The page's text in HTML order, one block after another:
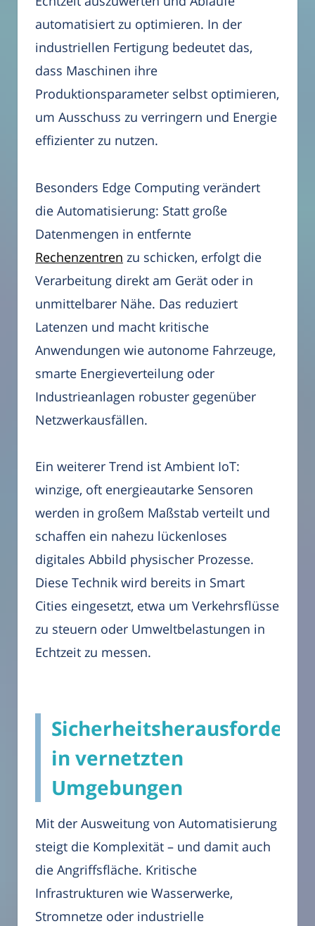
automatisiert zu optimieren. In der
industriellen Fertigung bedeutet das,
dass Maschinen ihre
Produktionsparameter selbst optimieren,
um Ausschuss zu verringern und Energie
effizienter zu nutzen.
Besonders Edge Computing verändert
die Automatisierung: Statt große
Datenmengen in entfernte
Rechenzentren zu schicken, erfolgt die
Verarbeitung direkt am Gerät oder in
unmittelbarer Nähe. Das reduziert
Latenzen und macht kritische
Anwendungen wie autonome Fahrzeuge,
smarte Energieverteilung oder
Industrieanlagen robuster gegenüber
Netzwerkausfällen.
Ein weiterer Trend ist Ambient IoT:
winzige, oft energieautarke Sensoren
werden in großem Maßstab verteilt und
schaffen ein nahezu lückenloses
digitales Abbild physischer Prozesse.
Diese Technik wird bereits in Smart
Cities eingesetzt, etwa um Verkehrsflüsse
zu steuern oder Umweltbelastungen in
Echtzeit zu messen.
in vernetzten
Umgebungen
Mit der Ausweitung von Automatisierung
steigt die Komplexität – und damit auch
die Angriffsfläche. Kritische
Infrastrukturen wie Wasserwerke,
Stromnetze oder industrielle